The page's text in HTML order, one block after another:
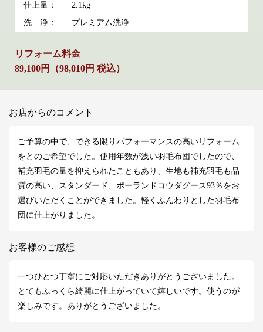
仕上量：
2.1kg
洗 浄：
プレミアム洗浄
リフォーム料金
89,100円（98,010円 税込）
お店からのコメント
ご予算の中で、できる限りパフォーマンスの高いリフォーム
をとのご希望でした。使用年数が浅い羽毛布団でしたので、
補充羽毛の量を抑えられたこともあり、生地も補充羽毛も品
質の高い、スタンダード、ポーランドコウダグース93％をお
選びいただくことができました。軽くふんわりとした羽毛布
団に仕上がりました。
お客様のご感想
一つひとつ丁寧にご対応いただきありがとうございました。
とてもふっくら綺麗に仕上がっていて嬉しいです。使うのが
楽しみです。ありがとうございました。